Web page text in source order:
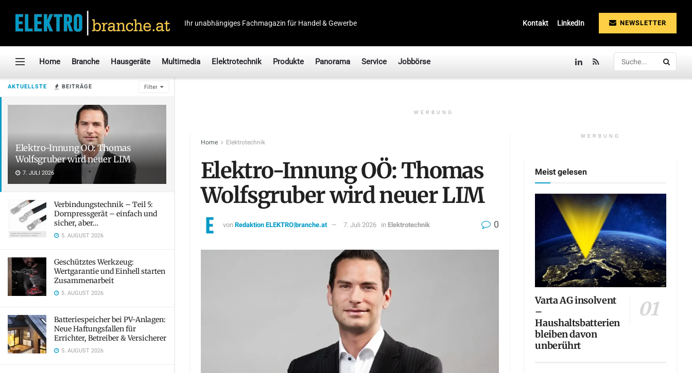
AKTUELLSTE BEITRÄGE Filter
Elektro-Innung OÖ: Thomas
Wolfsgruber wird neuer LIM
7. JULI 2026
Verbindungstechnik – Teil 5:
Dornpressgerät – einfach und
sicher, aber…
5. AUGUST 2026
Geschütztes Werkzeug:
Wertgarantie und Einhell starten
Zusammenarbeit
5. AUGUST 2026
Batteriespeicher bei PV-Anlagen:
Neue Haftungsfallen für
Errichter, Betreiber & Versicherer
5. AUGUST 2026
Ihr unabhängiges Fachmagazin für Handel & Gewerbe Kontakt LinkedIn NEWSLETTER
Home Branche Hausgeräte Multimedia Elektrotechnik Produkte Panorama Service Jobbörse
WERBUNG
Home Elektrotechnik
Elektro-Innung OÖ: Thomas
Wolfsgruber wird neuer LIM
vonRedaktion ELEKTRO|branche.at 7. Juli 2026 in Elektrotechnik 0
WERBUNG
Meist gelesen
Varta AG insolvent
–
Haushaltsbatterien
bleiben davon
unberührt